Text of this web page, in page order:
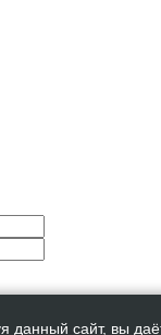
данный сайт, вы